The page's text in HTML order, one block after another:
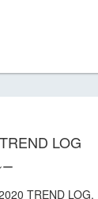
TREND LOG
TREND LOG.